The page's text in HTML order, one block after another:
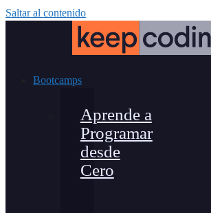
Saltar al contenido
Bootcamps
Aprende a
Programar
desde
Cero